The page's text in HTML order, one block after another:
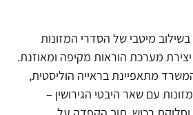
מיטבי של הסדרי המזונות
מערכת הוראות מקיפה ומאוזנת.
מתאפיינת בראייה הוליסטית,
עם שאר היבטי הגירושין –